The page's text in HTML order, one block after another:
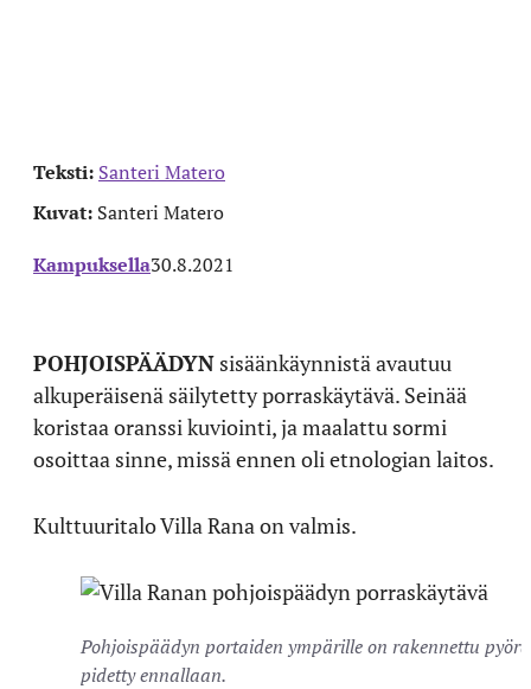
Teksti: Santeri Matero
Kuvat: Santeri Matero
Kampuksella30.8.2021
POHJOISPÄÄDYN sisäänkäynnistä avautuu
alkuperäisenä säilytetty porraskäytävä. Seinää
koristaa oranssi kuviointi, ja maalattu sormi
osoittaa sinne, missä ennen oli etnologian laitos.
Kulttuuritalo Villa Rana on valmis.
Pohjoispäädyn portaiden ympärille on rakennettu
pidetty ennallaan.